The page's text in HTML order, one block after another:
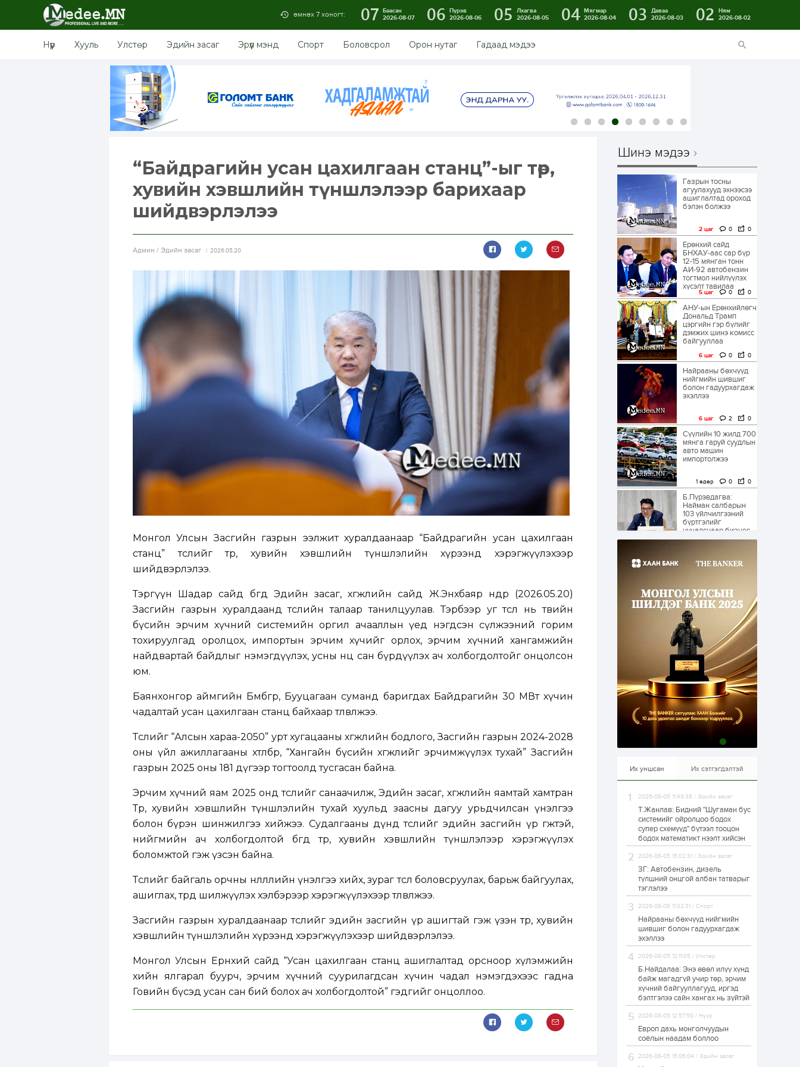
өмнөх 7 хоногт: 07 Баасан
2026-08-07
06 Пүрэв
2026-08-06
05
Лхагва
2026-08-05
04 Мягмар
2026-08-04
03
Даваа
2026-08-03
02
Ням
2026-08-02
Нүүр Хууль Улстөр Эдийн засаг Эрүүл мэнд Спорт Боловсрол Орон нутаг Гадаад мэдээ
“Байдрагийн усан цахилгаан станц”-ыг төр,
хувийн хэвшлийн түншлэлээр барихаар
шийдвэрлэлээ
Aдмин / Эдийн засаг 2026.05.20
Монгол Улсын Засгийн газрын ээлжит хуралдаанаар “Байдрагийн усан цахилгаан
станц” төслийг төр, хувийн хэвшлийн түншлэлийн хүрээнд хэрэгжүүлэхээр
шийдвэрлэлээ.
Тэргүүн Шадар сайд бөгөөд Эдийн засаг, хөгжлийн сайд Ж.Энхбаяр өнөөдөр (2026.05.20)
Засгийн газрын хуралдаанд төслийн талаар танилцуулав. Тэрбээр уг төсөл нь төвийн
бүсийн эрчим хүчний системийн оргил ачааллын үед нэгдсэн сүлжээний горим
тохируулгад оролцох, импортын эрчим хүчийг орлох, эрчим хүчний хангамжийн
найдвартай байдлыг нэмэгдүүлэх, усны нөөц сан бүрдүүлэх ач холбогдолтойг онцолсон
юм.
Баянхонгор аймгийн Бөмбөгөр, Бууцагаан суманд баригдах Байдрагийн 30 МВт хүчин
чадалтай усан цахилгаан станц байхаар төлөвлөжээ.
Төслийг “Алсын хараа-2050” урт хугацааны хөгжлийн бодлого, Засгийн газрын 2024-2028
оны үйл ажиллагааны хөтөлбөр, “Хангайн бүсийн хөгжлийг эрчимжүүлэх тухай” Засгийн
газрын 2025 оны 181 дүгээр тогтоолд тусгасан байна.
Эрчим хүчний яам 2025 онд төслийг санаачилж, Эдийн засаг, хөгжлийн яамтай хамтран
Төр, хувийн хэвшлийн түншлэлийн тухай хуульд заасны дагуу урьдчилсан үнэлгээ
болон бүрэн шинжилгээ хийжээ. Судалгааны дүнд төслийг эдийн засгийн үр өгөөжтэй,
нийгмийн ач холбогдолтой бөгөөд төр, хувийн хэвшлийн түншлэлээр хэрэгжүүлэх
боломжтой гэж үзсэн байна.
Төслийг байгаль орчны нөлөөллийн үнэлгээ хийх, зураг төсөл боловсруулах, барьж байгуулах,
ашиглах, төрд шилжүүлэх хэлбэрээр хэрэгжүүлэхээр төлөвлөжээ.
Засгийн газрын хуралдаанаар төслийг эдийн засгийн үр ашигтай гэж үзэн төр, хувийн
хэвшлийн түншлэлийн хүрээнд хэрэгжүүлэхээр шийдвэрлэлээ.
Монгол Улсын Ерөнхий сайд “Усан цахилгаан станц ашиглалтад орсноор хүлэмжийн
хийн ялгарал буурч, эрчим хүчний суурилагдсан хүчин чадал нэмэгдэхээс гадна
Говийн бүсэд усан сан бий болох ач холбогдолтой” гэдгийг онцоллоо.
Шинэ мэдээ
Газрын тосны
агуулахууд эхнээсээ
ашиглалтад ороход
бэлэн болжээ
2 цаг 0 0
Ерөнхий сайд
БНХАУ-аас сар бүр
12-15 мянган тонн
АИ-92 автобензин
тогтмол нийлүүлэх
хүсэлт тавилаа
5 цаг 0 0
АНУ-ын Ерөнхийлөгч
Дональд Трамп
цэргийн гэр бүлийг
дэмжих шинэ комисс
байгууллаа
6 цаг 0 0
Найрааны бөхчүүд
нийгмийн шившиг
болон гадуурхагдаж
эхэллээ
6 цаг 2 0
Сүүлийн 10 жилд 700
мянга гаруй суудлын
авто машин
импортолжээ
1 өдөр 0 0
Б.Пүрэвдагва:
Найман салбарын
103 үйлчилгээний
бүртгэлийг
цуцалснаар бизнес
эрхлэхэд таатай...
Долдугаар сард
709.503 зөрчил
1 өдөр 0 0
Цалинтай ээжийн 50
мянган төгрөгийн
тэтгэмжийг 500
мянгад хүргэх
өргөдөлд санал авч
эхэлжээ
1 өдөр 2 0
Б.Түмэн-Өлзий: Олон
улсад хуримтлуулсан
мэдлэг, туршлагаа эх
орныхоо хөгжилд
зориулна
Алтны үнэ дөрвөн
өсөж байна
1 өдөр 0
Худалдагч
Н.Амарзаяа:
Дэлгүүрийн 32
хуудастай өрийн
дэвтэр долоо хоногт
л дүүрдэг
1 өдөр 0
Б.Хулан дэлхийн
аварга боллоо
1 өдөр 0
намрын экспортын
орлого Монголд
юм
1 өдөр 0
Автомашины улсын
тоогоор төгссөн бол
өнөөдөр шатахуун
авна
Их уншсан Их сэтгэгдэлтэй
2026-08-05 11:49:38 / Эдийн засаг
Т.Жанлав: Бидний "Шугаман бус
системийг ойролцоо бодох
супер схемүүд" бүтээл тооцон
бодох математикт нээлт хийсэн
2026-08-05 15:02:31 / Эдийн засаг
ЗГ: Автобензин, дизель
түлшний онцгой албан татварыг
тэглэлээ
2026-08-08 11:32:31 / Спорт
Найрааны бөхчүүд нийгмийн
шившиг болон гадуурхагдаж
эхэллээ
2026-08-05 12:11:05 / Улстөр
Б.Найдалаа: Энэ өвөл илүү хүнд
байж магадгүй учир төр, эрчим
хүчний байгууллагууд, иргэд
бэлтгэлээ сайн хангах нь зүйтэй
2026-08-05 12:57:50 / Нүүр
Европ дахь монголчуудын
соёлын наадам боллоо
2026-08-05 15:06:04 / Эдийн засаг